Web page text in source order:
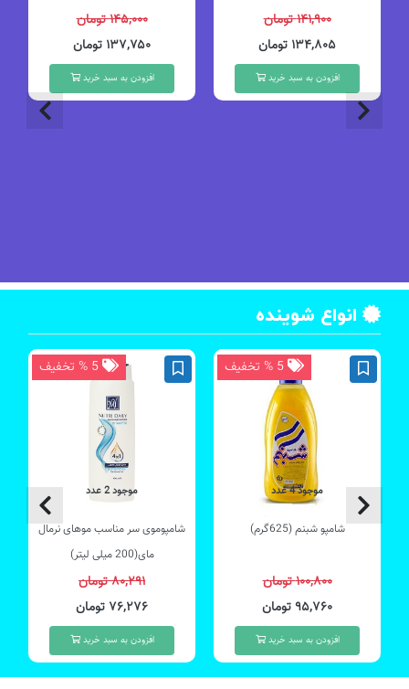
۱۴۱,۹۰۰ تومان
۱۳۴,۸۰۵ تومان
افزودن به سبد خرید
۱۴۵,۰۰۰ تومان
۱۳۷,۷۵۰ تومان
افزودن به سبد خرید
انواع شوینده
5 % تخفیف
موجود 4 عدد
شامپو شبنم (625گرم)
۱۰۰,۸۰۰ تومان
۹۵,۷۶۰ تومان
افزودن به سبد خرید
5 % تخفیف
موجود 2 عدد
شامپوموی سر مناسب موهای نرمال
مای(200 میلی لیتر)
۸۰,۲۹۱ تومان
۷۶,۲۷۶ تومان
افزودن به سبد خرید